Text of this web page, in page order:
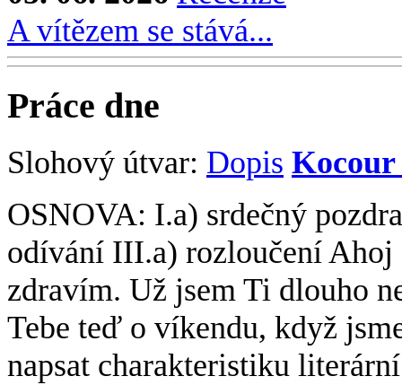
A vítězem se stává...
Práce dne
Slohový útvar: Dopis
OSNOVA: I.a) srdečný
odívání III.a) rozloučení Ahoj
zdravím. Už jsem Ti dlouho
Tebe teď o víkendu, když
napsat charakteristiku